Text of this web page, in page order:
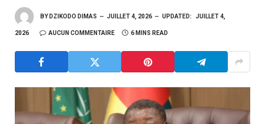
BY DZIKODO DIMAS JUILLET 4, 2026 UPDATED: JUILLET 4,
2026 AUCUN COMMENTAIRE 6 MINS READ